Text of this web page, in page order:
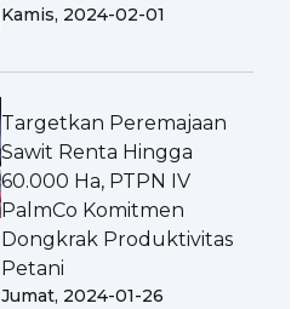
Kamis, 2024-02-01
Targetkan Peremajaan
Sawit Renta Hingga
60.000 Ha, PTPN IV
PalmCo Komitmen
Dongkrak Produktivitas
Petani
Jumat, 2024-01-26